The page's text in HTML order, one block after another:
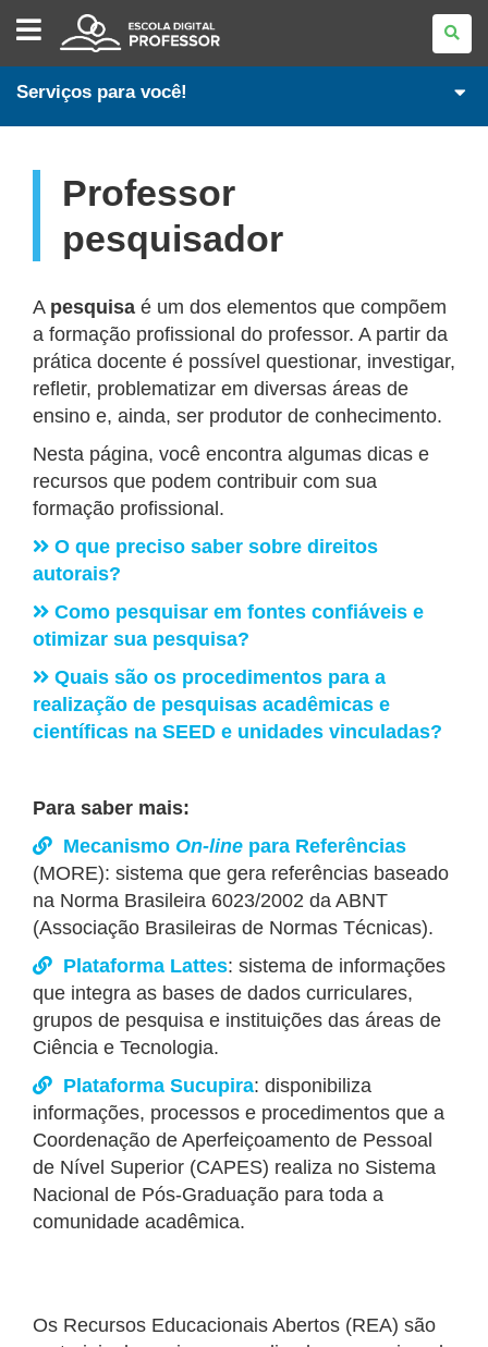
ESCOLA
DIGITAL
-
PROFESSORES
Serviços para você!
Professor
pesquisador
A pesquisa é um dos elementos que compõem
a formação profissional do professor. A partir da
prática docente é possível questionar, investigar,
refletir, problematizar em diversas áreas de
ensino e, ainda, ser produtor de conhecimento.
Nesta página, você encontra algumas dicas e
recursos que podem contribuir com sua
formação profissional.
O que preciso saber sobre direitos
autorais?
Como pesquisar em fontes confiáveis e
otimizar sua pesquisa?
Quais são os procedimentos para a
realização de pesquisas acadêmicas e
científicas na SEED e unidades vinculadas?
Para saber mais:
Mecanismo On-line para Referências
(MORE): sistema que gera referências baseado
na Norma Brasileira 6023/2002 da ABNT
(Associação Brasileiras de Normas Técnicas).
Plataforma Lattes: sistema de informações
que integra as bases de dados curriculares,
grupos de pesquisa e instituições das áreas de
Ciência e Tecnologia.
Plataforma Sucupira: disponibiliza
informações, processos e procedimentos que a
Coordenação de Aperfeiçoamento de Pessoal
de Nível Superior (CAPES) realiza no Sistema
Nacional de Pós-Graduação para toda a
comunidade acadêmica.
Os Recursos Educacionais Abertos (REA) são